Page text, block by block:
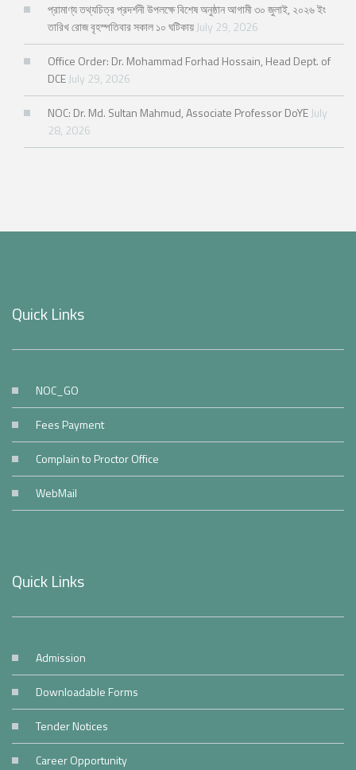
প্রামাণ্য তথ্যচিত্র প্রদর্শনী উপলক্ষে বিশেষ অনুষ্ঠান আগামী ৩০ জুলাই, ২০২৬ ইং
তারিখ রোজ বৃহস্পতিবার সকাল ১০ ঘটিকায় July 29, 2026
Office Order: Dr. Mohammad Forhad Hossain, Head Dept. of
DCE July 29, 2026
NOC: Dr. Md. Sultan Mahmud, Associate Professor DoYE July
28, 2026
Quick Links
NOC_GO
Fees Payment
Complain to Proctor Office
WebMail
Quick Links
Admission
Downloadable Forms
Tender Notices
Career Opportunity